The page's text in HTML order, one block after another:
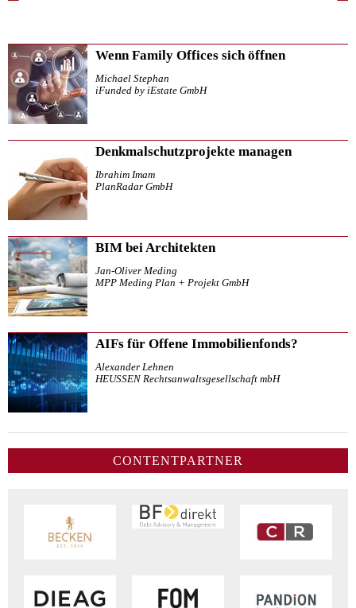
Wenn Family Offices sich öffnen
Michael Stephan
iFunded by iEstate GmbH
Denkmalschutzprojekte managen
Ibrahim Imam
PlanRadar GmbH
BIM bei Architekten
Jan-Oliver Meding
MPP Meding Plan + Projekt GmbH
AIFs für Offene Immobilienfonds?
Alexander Lehnen
HEUSSEN Rechtsanwaltsgesellschaft mbH
CONTENTPARTNER